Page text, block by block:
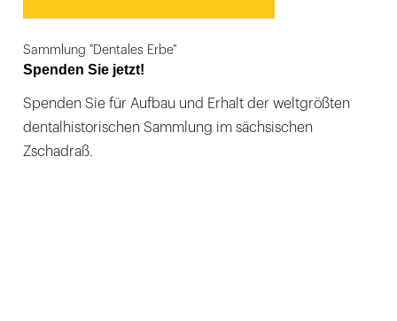
Sammlung "Dentales Erbe"
Spenden Sie jetzt!
Spenden Sie für Aufbau und Erhalt der weltgrößten
dentalhistorischen Sammlung im sächsischen
Zschadraß.